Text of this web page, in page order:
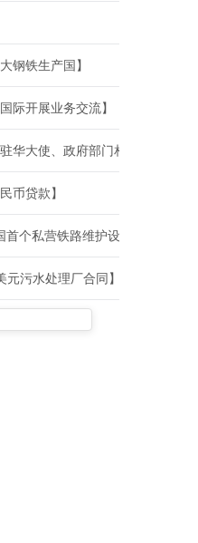
钢铁生产国】
际开展业务交流】
华大使、政府部门相关负责人、
币贷款】
首个私营铁路维护设施建设合同/
污水处理厂合同】